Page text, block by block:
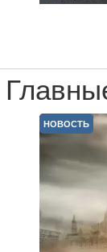
НОВОСТЬ